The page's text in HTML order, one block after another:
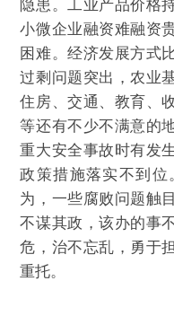
隐患。工业产品价格
小微企业融资难融资
困难。经济发展方式
过剩问题突出，农业
住房、交通、教育、
等还有不少不满意的
重大安全事故时有发
政策措施落实不到
为，一些腐败问题触
不谋其政，该办的事
危，治不忘乱，勇于
重托。